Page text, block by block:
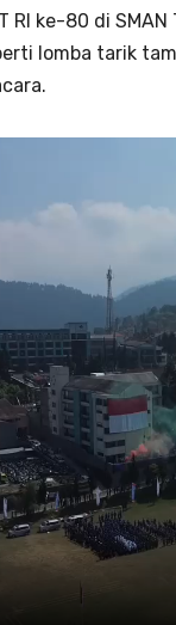
RI ke-80 di
lomba tarik